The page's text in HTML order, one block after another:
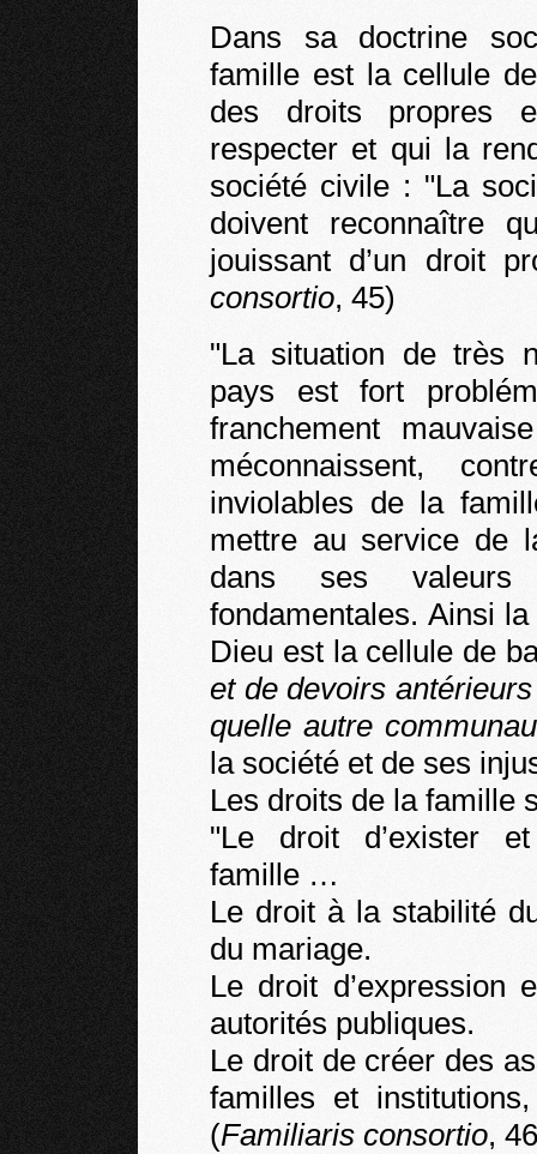
Dans sa doctrine
famille est la cellule
des droits propres
respecter et qui la
société civile : "La
doivent reconnaître
jouissant d’un droit
consortio, 45)
"La situation de très
pays est fort
franchement
méconnaissent,
inviolables de la
mettre au service de
dans ses
fondamentales. Ainsi
Dieu est la cellule de
et de devoirs
quelle autre
la société et de ses
Les droits de la famille
"Le droit d’exister
famille …
Le droit à la stabilité
du mariage.
Le droit d’expression
autorités publiques.
Le droit de créer des
familles et
(Familiaris consortio,